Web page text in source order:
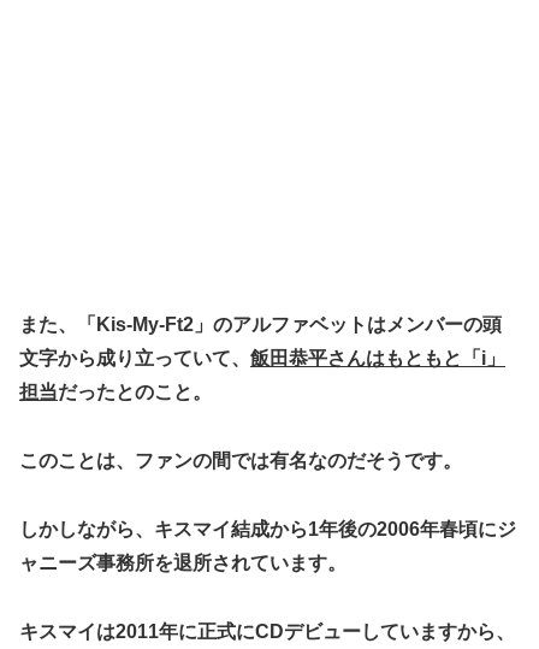
また、「Kis-My-Ft2」のアルファベットはメンバーの頭
文字から成り立っていて、 飯田恭平さんはもともと「i」
担当だったとのこと。
このことは、ファンの間では有名なのだそうです。
しかしながら、キスマイ結成から1年後の2006年春頃にジ
ャニーズ事務所を退所されています。
キスマイは2011年に正式にCDデビューしていますから、